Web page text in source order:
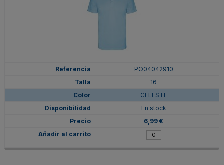
PO04042910
16
CELESTE
En stock
6,99 €